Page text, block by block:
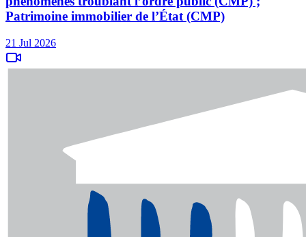
Patrimoine immobilier de l’État (CMP)
21 Jul 2026